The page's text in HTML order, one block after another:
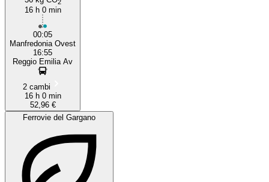
2
16 h 0 min
00:05
Manfredonia Ovest
16:55
Reggio Emilia Av
2 cambi
16 h 0 min
52,96 €
Ferrovie del Gargano